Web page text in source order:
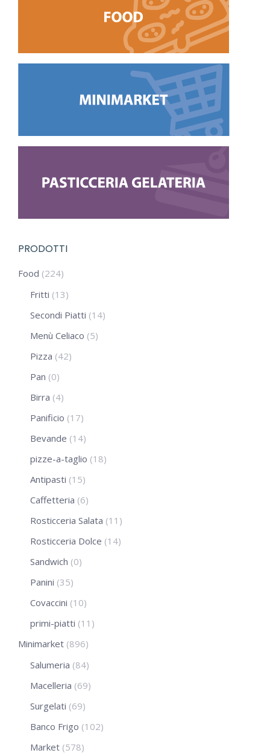
PRODOTTI
Food (224)
Fritti (13)
Secondi Piatti (14)
Menù Celiaco (5)
Pizza (42)
Pan (0)
Birra (4)
Panificio (17)
Bevande (14)
pizze-a-taglio (18)
Antipasti (15)
Caffetteria (6)
Rosticceria Salata (11)
Rosticceria Dolce (14)
Sandwich (0)
Panini (35)
Covaccini (10)
primi-piatti (11)
Minimarket (896)
Salumeria (84)
Macelleria (69)
Surgelati (69)
Banco Frigo (102)
Market (578)